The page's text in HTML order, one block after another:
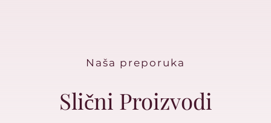
Naša preporuka
Slični Proizvodi